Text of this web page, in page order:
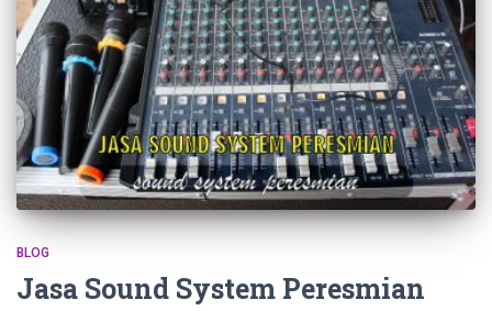
BLOG
Jasa Sound System Peresmian